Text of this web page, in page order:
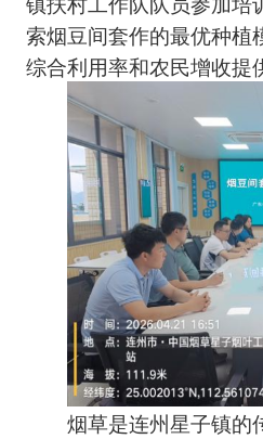
索烟豆间套作的最优种植
综合利用率和农民增收提
烟草是连州星子镇的